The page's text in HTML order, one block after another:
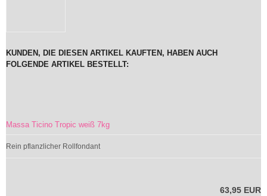
KUNDEN, DIE DIESEN ARTIKEL KAUFTEN, HABEN AUCH
FOLGENDE ARTIKEL BESTELLT:
Massa Ticino Tropic weiß 7kg
Rein pflanzlicher Rollfondant
63,95 EUR